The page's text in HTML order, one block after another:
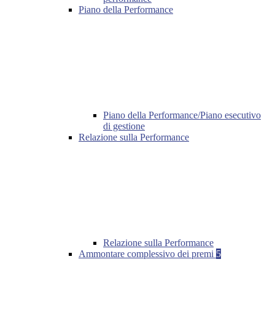
Piano della Performance
Piano della Performance/Piano esecutivo
di gestione
Relazione sulla Performance
Relazione sulla Performance
Ammontare complessivo dei premi 5